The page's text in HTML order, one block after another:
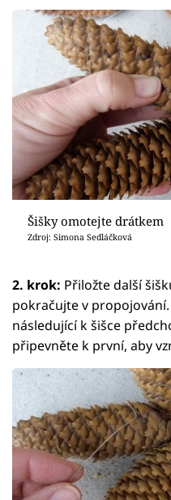
Šišky omotejte drátkem
Zdroj: Simona Sedláčková
2. krok: Přiložte další
pokračujte v
následující k šišce
připevněte k první, aby